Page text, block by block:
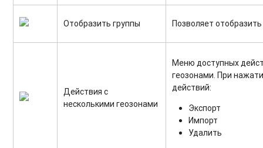
Отобразить группы Позволяет
Действия с
несколькими геозонами
Меню доступных
геозонами. При
действий:
Экспорт
Импорт
Удалить